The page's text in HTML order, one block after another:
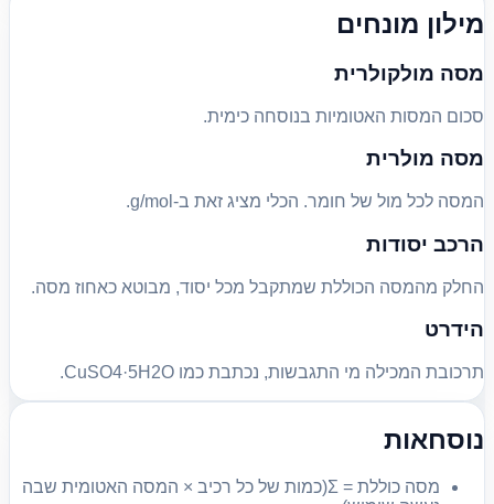
מילון מונחים
מסה מולקולרית
סכום המסות האטומיות בנוסחה כימית.
מסה מולרית
המסה לכל מול של חומר. הכלי מציג זאת ב-g/mol.
הרכב יסודות
החלק מהמסה הכוללת שמתקבל מכל יסוד, מבוטא כאחוז מסה.
הידרט
תרכובת המכילה מי התגבשות, נכתבת כמו CuSO4·5H2O.
נוסחאות
מסה כוללת = Σ(כמות של כל רכיב × המסה האטומית שבה